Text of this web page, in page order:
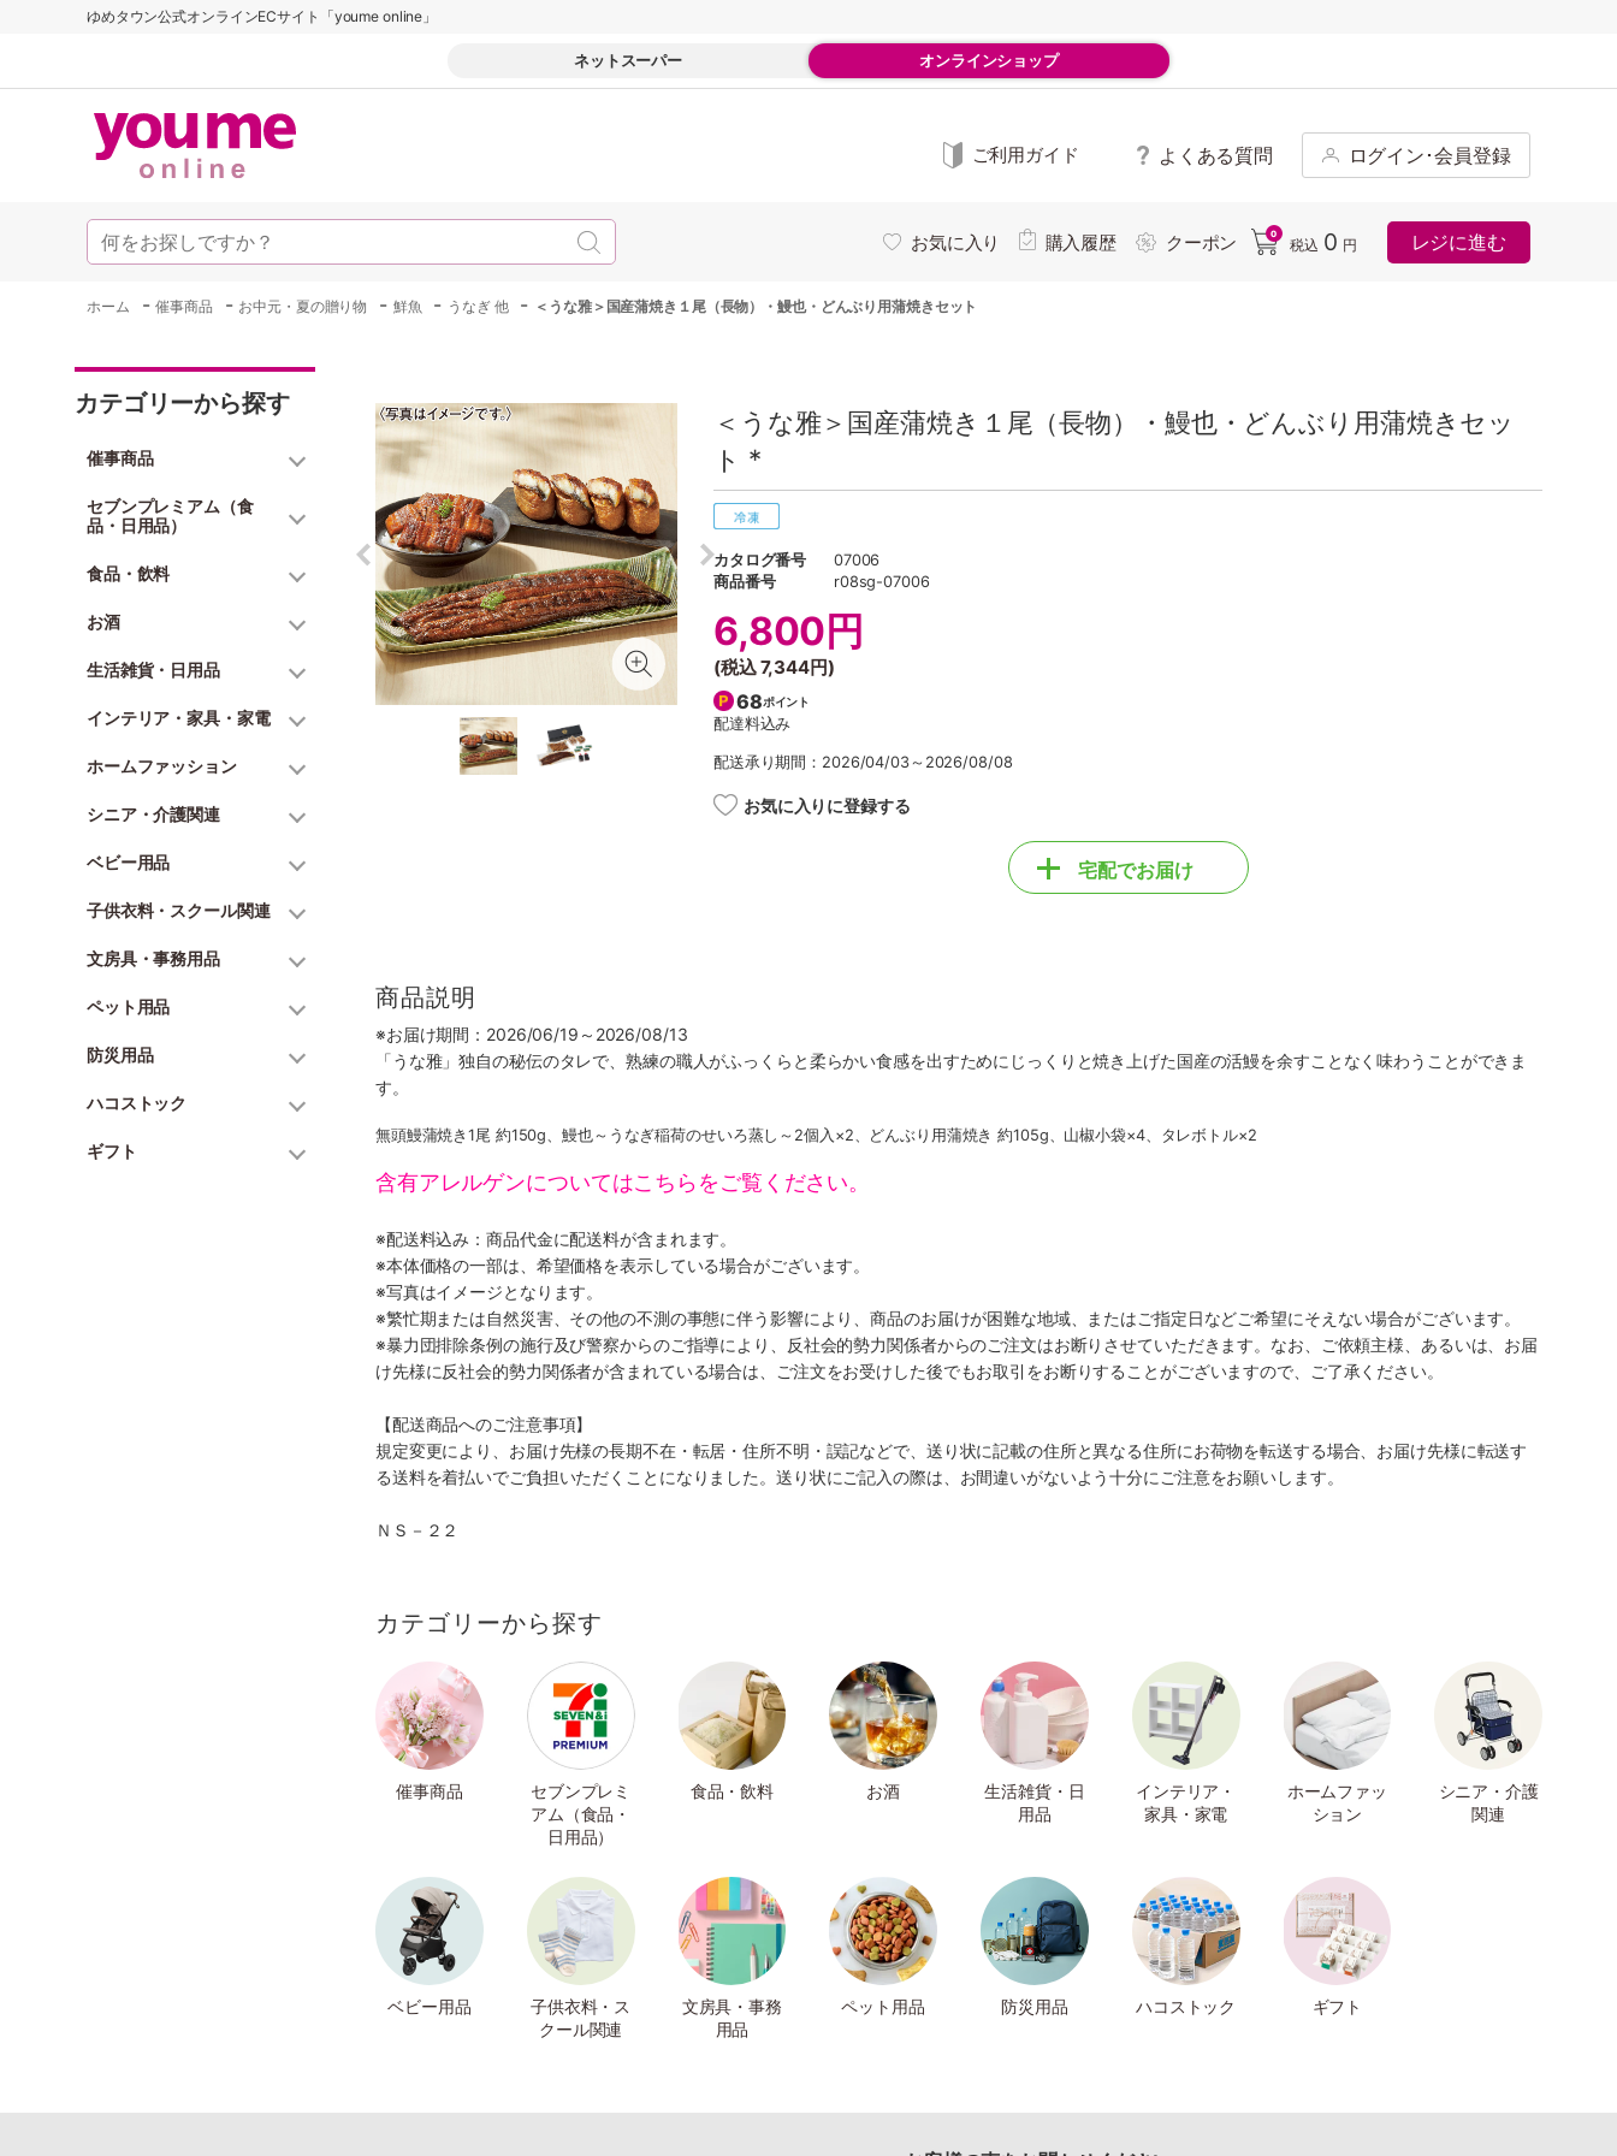
ゆめタウン公式オンラインECサイト「youme online」
ネットスーパー オンラインショップ
ご利用ガイド よくある質問 ログイン･会員登録
お気に入り 購入履歴 クーポン 0
税込 0 円 レジに進む
ホーム -催事商品 - お中元・夏の贈り物 - 鮮魚 - うなぎ 他 - ＜うな雅＞国産蒲焼き１尾（長物）・鰻也・どんぶり用蒲焼きセット
カテゴリーから探す
催事商品
セブンプレミアム（食
品・日用品）
食品・飲料
お酒
生活雑貨・日用品
インテリア・家具・家電
ホームファッション
シニア・介護関連
ベビー用品
子供衣料・スクール関連
文房具・事務用品
ペット用品
防災用品
ハコストック
ギフト
＜うな雅＞国産蒲焼き１尾（長物）・鰻也・どんぶり用蒲焼きセッ
ト *
カタログ番号
07006
商品番号
r08sg-07006
6,800円
(税込7,344円)
68ポイント
配達料込み
配送承り期間：2026/04/03～2026/08/08
お気に入りに登録する
宅配でお届け
商品説明
※お届け期間：2026/06/19～2026/08/13
「うな雅」独自の秘伝のタレで、熟練の職人がふっくらと柔らかい食感を出すためにじっくりと焼き上げた国産の活鰻を余すことなく味わうことができま
す。
無頭鰻蒲焼き1尾 約150g、鰻也～うなぎ稲荷のせいろ蒸し～2個入×2、どんぶり用蒲焼き 約105g、山椒小袋×4、タレボトル×2
含有アレルゲンについてはこちらをご覧ください。
※配送料込み：商品代金に配送料が含まれます。
※本体価格の一部は、希望価格を表示している場合がございます。
※写真はイメージとなります。
※繁忙期または自然災害、その他の不測の事態に伴う影響により、商品のお届けが困難な地域、またはご指定日などご希望にそえない場合がございます。
※暴力団排除条例の施行及び警察からのご指導により、反社会的勢力関係者からのご注文はお断りさせていただきます。なお、ご依頼主様、あるいは、お届
け先様に反社会的勢力関係者が含まれている場合は、ご注文をお受けした後でもお取引をお断りすることがございますので、ご了承ください。
【配送商品へのご注意事項】
規定変更により、お届け先様の長期不在・転居・住所不明・誤記などで、送り状に記載の住所と異なる住所にお荷物を転送する場合、お届け先様に転送す
る送料を着払いでご負担いただくことになりました。送り状にご記入の際は、お間違いがないよう十分にご注意をお願いします。
ＮＳ－２２
カテゴリーから探す
催事商品
セブンプレミ
アム（食品・
日用品）
食品・飲料 お酒
生活雑貨・日
用品
インテリア・
家具・家電
ホームファッ
ション
シニア・介護
関連
ベビー用品
子供衣料・ス
クール関連
文房具・事務
用品
ペット用品 防災用品 ハコストック ギフト